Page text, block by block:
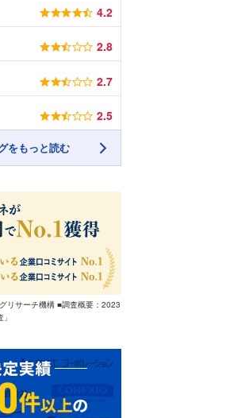
4.2
2.8
2.7
2.5
をもっと読む
リサーチ機構 ■調査概要：2023